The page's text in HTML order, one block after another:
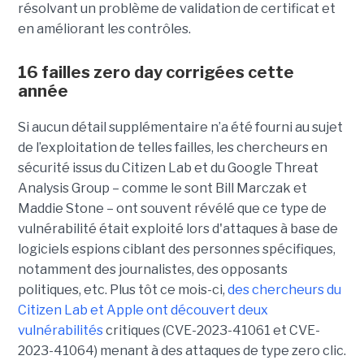
résolvant un problème de validation de certificat et
en améliorant les contrôles.
16 failles zero day corrigées cette
année
Si aucun détail supplémentaire n’a été fourni au sujet
de l’exploitation de telles failles, les chercheurs en
sécurité issus du Citizen Lab et du Google Threat
Analysis Group – comme le sont Bill Marczak et
Maddie Stone – ont souvent révélé que ce type de
vulnérabilité était exploité lors d'attaques à base de
logiciels espions ciblant des personnes spécifiques,
notamment des journalistes, des opposants
politiques, etc. Plus tôt ce mois-ci, des chercheurs du
Citizen Lab et Apple ont découvert deux
vulnérabilitéscritiques (CVE-2023-41061 et CVE-
2023-41064) menant à des attaques de type zero clic.